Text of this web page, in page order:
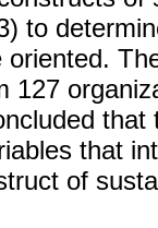
to
127
that
of